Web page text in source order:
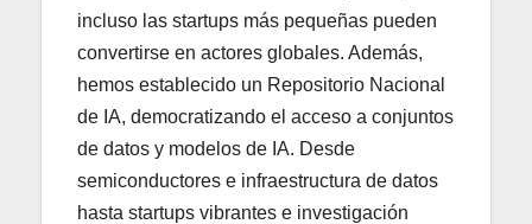
incluso las startups más pequeñas pueden
convertirse en actores globales. Además,
hemos establecido un Repositorio Nacional
de IA, democratizando el acceso a conjuntos
de datos y modelos de IA. Desde
semiconductores e infraestructura de datos
hasta startups vibrantes e investigación